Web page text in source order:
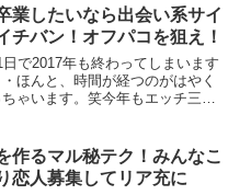
業したいなら出会い系サイ
チバン！オフパコを狙え！
日で2017年も終わってしまいます
ほんと、時間が経つのがはやく
ゃいます。笑今年もエッチ三昧
きました。笑
作るマル秘テク！みんなこ
恋人募集してリア充に